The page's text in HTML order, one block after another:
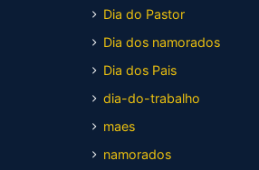
Dia do Pastor
Dia dos namorados
Dia dos Pais
dia-do-trabalho
maes
namorados